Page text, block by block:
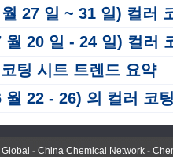
31 일) 컬러 코팅 시트 가격 안
- 24 일) 컬러 코팅 시트 가격 안
팅 시트 트렌드 요약
26) 의 컬러 코팅 시트 가격 안
- China Chemical Network -